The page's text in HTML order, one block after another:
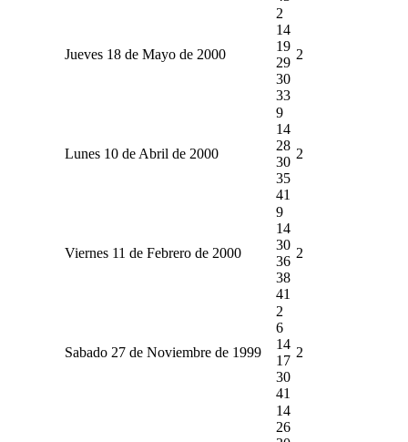
Jueves 18 de Mayo de 2000
2
14
19
29
30
33
2
Lunes 10 de Abril de 2000
9
14
28
30
35
41
2
Viernes 11 de Febrero de 2000
9
14
30
36
38
41
2
Sabado 27 de Noviembre de 1999
2
6
14
17
30
41
2
14
26